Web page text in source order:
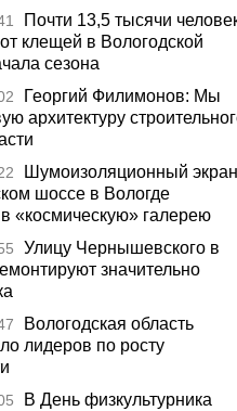
Почти 13,5 тысячи
клещей в Вологодской
сезона
Георгий Филимонов: Мы
архитектуру
Шумоизоляционный экран
шоссе в Вологде
«космическую» галерею
Улицу Чернышевского в
значительно
Вологодская область
лидеров по росту
В День физкультурника